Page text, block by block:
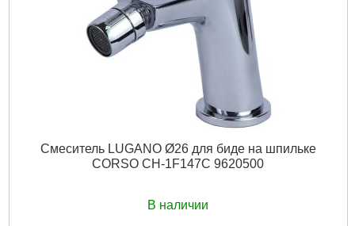
Подробнее...
Смеситель LUGANO Ø26 для биде на шпильке
CORSO CH-1F147C 9620500
В наличии